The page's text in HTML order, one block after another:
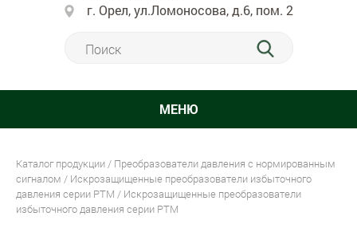
г. Орел, ул.Ломоносова, д.6, пом. 2
МЕНЮ
Каталог продукции/ Преобразователи давления с нормированным
сигналом / Искрозащищенные преобразователи избыточного
давления серии РТМ / Искрозащищенные преобразователи
избыточного давления серии РТМ